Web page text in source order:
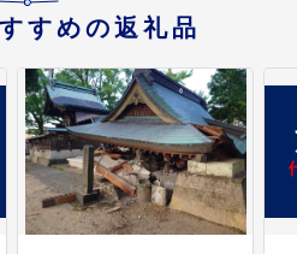
すめの返礼品